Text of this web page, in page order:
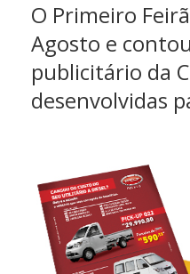
O Primeiro
Agosto e
publicitário da
desenvolvidas